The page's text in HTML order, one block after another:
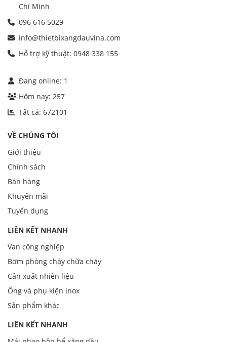
Chí Minh
096 616 5029
info@thietbixangdauvina.com
Hỗ trợ kỹ thuật: 0948 338 155
Đang online: 1
Hôm nay: 257
Tất cả: 672101
VỀ CHÚNG TÔI
Giới thiệu
Chính sách
Bán hàng
Khuyến mãi
Tuyển dụng
LIÊN KẾT NHANH
Van công nghiệp
Bơm phòng cháy chữa cháy
Cần xuất nhiên liệu
Ống và phụ kiện inox
Sản phẩm khác
LIÊN KẾT NHANH